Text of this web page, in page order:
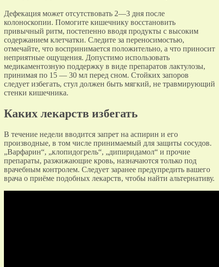
Дефекация может отсутствовать 2—3 дня после
колоноскопии. Помогите кишечнику восстановить
привычный ритм, постепенно вводя продукты с высоким
содержанием клетчатки. Следите за переносимостью,
отмечайте, что воспринимается положительно, а что приносит
неприятные ощущения. Допустимо использовать
медикаментозную поддержку в виде препаратов лактулозы,
принимая по 15 — 30 мл перед сном. Стойких запоров
следует избегать, стул должен быть мягкий, не травмирующий
стенки кишечника.
Каких лекарств избегать
В течение недели вводится запрет на аспирин и его
производные, в том числе принимаемый для защиты сосудов.
„Варфарин“, „клопидогрель“, „дипиридамол“ и прочие
препараты, разжижающие кровь, назначаются только под
врачебным контролем. Следует заранее предупредить вашего
врача о приёме подобных лекарств, чтобы найти альтернативу.